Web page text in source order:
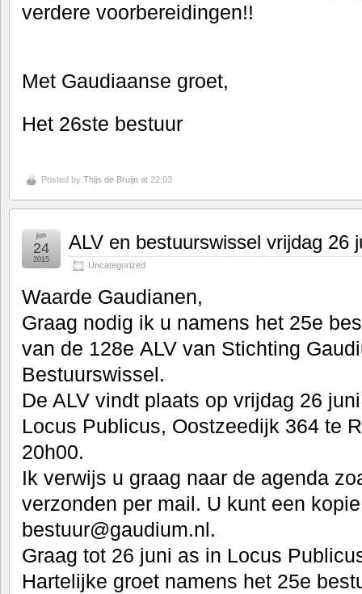
verdere voorbereidingen!!
Met Gaudiaanse groet,
Het 26ste bestuur
Posted by Thijs de Bruijn at 22:03
ALV en bestuurswissel vrijdag 26
Uncategorized
jun
24
2015
Waarde Gaudianen,
Graag nodig ik u namens het 25e
van de 128e ALV van Stichting
Bestuurswissel.
De ALV vindt plaats op vrijdag 26
Locus Publicus, Oostzeedijk 364 te
20h00.
Ik verwijs u graag naar de agenda
verzonden per mail. U kunt een
bestuur@gaudium.nl.
Graag tot 26 juni as in Locus
Hartelijke groet namens het 25e